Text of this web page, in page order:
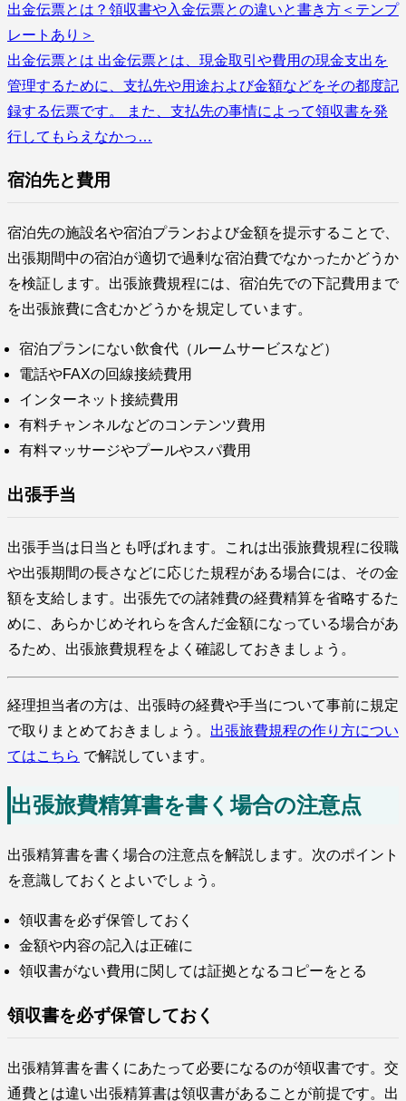
出金伝票とは？領収書や入金伝票との違いと書き方＜テンプ
レートあり＞
出金伝票とは 出金伝票とは、現金取引や費用の現金支出を
管理するために、支払先や用途および金額などをその都度記
録する伝票です。 また、支払先の事情によって領収書を発
行してもらえなかっ…
宿泊先と費用
宿泊先の施設名や宿泊プランおよび金額を提示することで、
出張期間中の宿泊が適切で過剰な宿泊費でなかったかどうか
を検証します。出張旅費規程には、宿泊先での下記費用まで
を出張旅費に含むかどうかを規定しています。
宿泊プランにない飲食代（ルームサービスなど）
電話やFAXの回線接続費用
インターネット接続費用
有料チャンネルなどのコンテンツ費用
有料マッサージやプールやスパ費用
出張手当
出張手当は日当とも呼ばれます。これは出張旅費規程に役職
や出張期間の長さなどに応じた規程がある場合には、その金
額を支給します。出張先での諸雑費の経費精算を省略するた
めに、あらかじめそれらを含んだ金額になっている場合があ
るため、出張旅費規程をよく確認しておきましょう。
経理担当者の方は、出張時の経費や手当について事前に規定
で取りまとめておきましょう。 出張旅費規程の作り方につい
てはこちら で解説しています。
出張旅費精算書を書く場合の注意点
出張精算書を書く場合の注意点を解説します。次のポイント
を意識しておくとよいでしょう。
領収書を必ず保管しておく
金額や内容の記入は正確に
領収書がない費用に関しては証拠となるコピーをとる
領収書を必ず保管しておく
出張精算書を書くにあたって必要になるのが領収書です。交
通費とは違い出張精算書は領収書があることが前提です。出